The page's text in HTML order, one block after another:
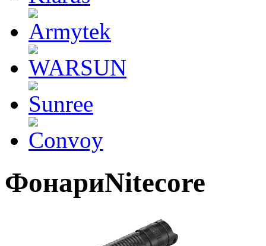
ФонариNitecore